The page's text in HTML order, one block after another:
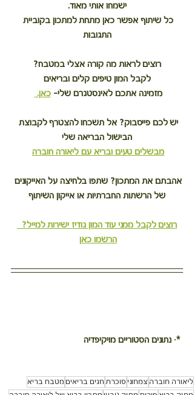
ישמחו אותי מאוד.
כל שיתוף אפשר כאן מתחת למתכון בקוביית
התגובות
רוצים לראות מה קורה אצלי במטבח?
לקבל המון טיפים קלים ובריאים
מזמינה אתכם לאינסטגרם שלי– כאן.
יש לכם פייסבוק? אל תשכחו להצטרף לקבוצת
הבישול הבריאה שלי
מבשלים טעים ובריא עם ליאורה חוברה
אהבתם את המתכון? שתפו בלחיצה על האייקונים
של הרשתות החברתיות או אייקון השיתוף
רוצים לקבל ממני עוד המון גודיז ישירות למייל?
הרשמו כאן
ליאורה חוברה צמחוני סוכרת חגים בריאים מטבח בריא